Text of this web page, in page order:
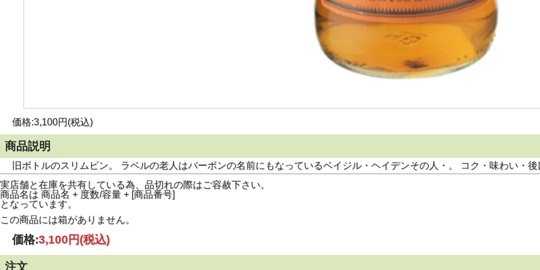
価格:3,100円(税込)
商品説明
旧ボトルのスリムビン。 ラベルの老人はバーボンの名前にもなっているベイジル・ヘイデンその人・。 コク・味わい・後
実店舗と在庫を共有している為、品切れの際はご容赦下さい。
商品名は 商品名 + 度数/容量 + [商品番号]
となっています。
この商品には箱がありません。
価格:3,100円(税込)
注文